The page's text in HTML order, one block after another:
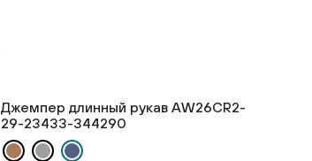
Джемпер длинный рукав AW26CR2-
29-23433-344290